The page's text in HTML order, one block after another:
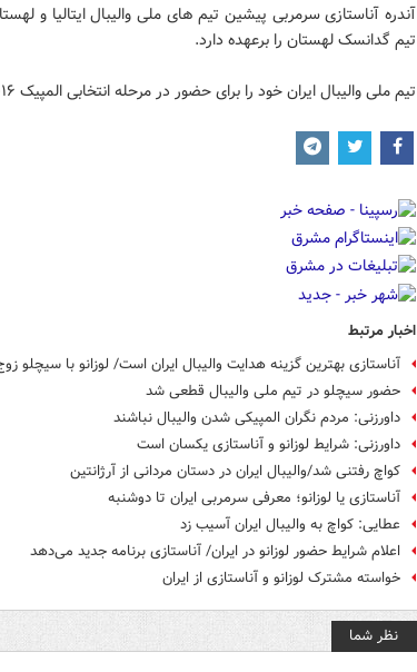
آندره آناستازی سرمربی پیشین تیم های ملی والیبال ایتالیا و
تیم گدانسک لهستان را برعهده دارد.
تیم ملی والیبال ایران خود را برای حضور در مرحله انتخابی المپیک ۲۰۱۶ آماده می کند.
اخبار مرتبط
آناستازی بهترین گزینه هدایت والیبال ایران است/ لوزانو با سیچلو
حضور سیچلو در تیم ملی والیبال قطعی شد
داورزنی: مردم نگران المپیکی شدن والیبال نباشند
داورزنی‌: شرایط لوزانو و آناستازی یکسان است
کواچ رفتنی شد/والیبال ایران در دستان مردانی از آرژانتین
آناستازی یا لوزانو؛ معرفی سرمربی ایران تا دوشنبه
عطایی: کواچ به والیبال ایران آسیب زد
اعلام شرایط حضور لوزانو در ایران/ آناستازی برنامه جدید می‌دهد
خواسته مشترک لوزانو و آناستازی از ایران
نظر شما